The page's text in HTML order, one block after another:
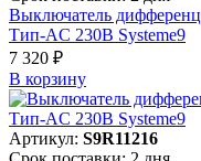
Выключатель
Тип-AC 230В Systeme9
7 320 ₽
В корзинy
Артикул: S9R11216